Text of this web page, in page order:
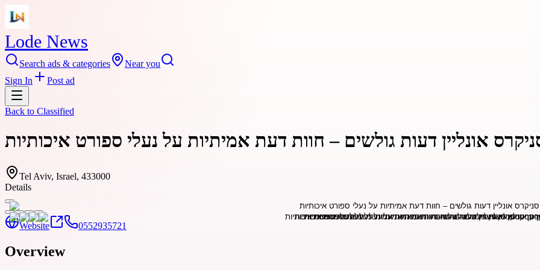
Lode News
Search ads & categories
Near you
Sign In
Post ad
Back to Classified
אונליין דעות גולשים – חוות דעת אמיתיות על נעלי ספורט איכותיות
Tel Aviv, Israel, 433000
Details
Website 0552935721
Overview